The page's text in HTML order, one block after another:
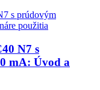
N7 s
mA: Úvod a